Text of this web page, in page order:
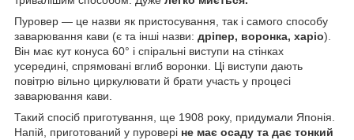
Пуровер — це назви як пристосування, так і самого способу
заварювання кави (є та інші назви: дріпер, воронка, харіо).
Він має кут конуса 60° і спіральні виступи на стінках
усередині, спрямовані вглиб воронки. Ці виступи дають
повітрю вільно циркулювати й брати участь у процесі
заварювання кави.
Такий спосіб приготування, ще 1908 року, придумали Японія.
Напій, приготований у пуровері не має осаду та дає тонкий